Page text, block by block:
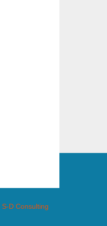
S-D Consulting